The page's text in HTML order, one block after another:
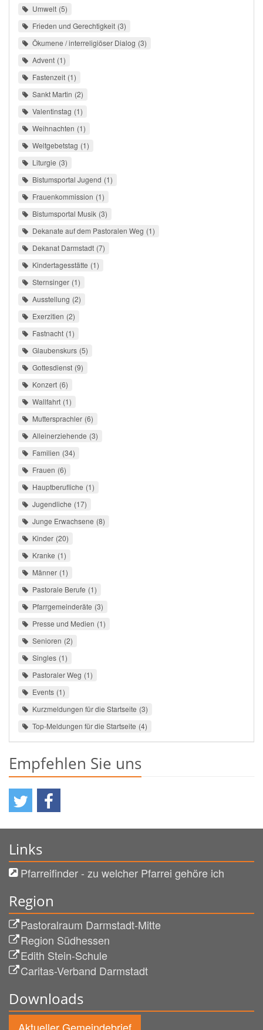
Umwelt 5
Frieden und Gerechtigkeit 3
Ökumene / interreligiöser Dialog 3
Advent 1
Fastenzeit 1
Sankt Martin 2
Valentinstag 1
Weihnachten 1
Weltgebetstag 1
Liturgie 3
Bistumsportal Jugend 1
Frauenkommission 1
Bistumsportal Musik 3
Dekanate auf dem Pastoralen Weg 1
Dekanat Darmstadt 7
Kindertagesstätte 1
Sternsinger 1
Ausstellung 2
Exerzitien 2
Fastnacht 1
Glaubenskurs 5
Gottesdienst 9
Konzert 6
Wallfahrt 1
Muttersprachler 6
Alleinerziehende 3
Familien 34
Frauen 6
Hauptberufliche 1
Jugendliche 17
Junge Erwachsene 8
Kinder 20
Kranke 1
Männer 1
Pastorale Berufe 1
Pfarrgemeinderäte 3
Presse und Medien 1
Senioren 2
Singles 1
Pastoraler Weg 1
Events 1
Kurzmeldungen für die Startseite 3
Top-Meldungen für die Startseite 4
Empfehlen Sie uns
Links
Pfarreifinder - zu welcher Pfarrei gehöre ich
Region
Pastoralraum Darmstadt-Mitte
Region Südhessen
Edith Stein-Schule
Caritas-Verband Darmstadt
Downloads